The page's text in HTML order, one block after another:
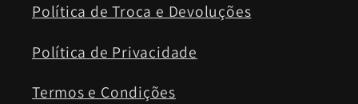
Política de Troca e Devoluções
Política de Privacidade
Termos e Condições